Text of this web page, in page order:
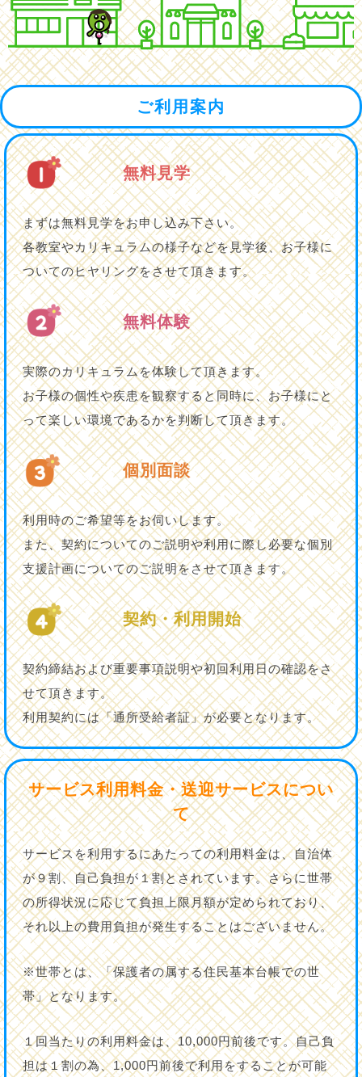
ご利用案内
無料見学
まずは無料見学をお申し込み下さい。
各教室やカリキュラムの様子などを見学後、お子様に
ついてのヒヤリングをさせて頂きます。
無料体験
実際のカリキュラムを体験して頂きます。
お子様の個性や疾患を観察すると同時に、お子様にと
って楽しい環境であるかを判断して頂きます。
個別面談
利用時のご希望等をお伺いします。
また、契約についてのご説明や利用に際し必要な個別
支援計画についてのご説明をさせて頂きます。
契約・利用開始
契約締結および重要事項説明や初回利用日の確認をさ
せて頂きます。
利用契約には「通所受給者証」が必要となります。
サービス利用料金・送迎サービスについ
て
サービスを利用するにあたっての利用料金は、自治体
が９割、自己負担が１割とされています。さらに世帯
の所得状況に応じて負担上限月額が定められており、
それ以上の費用負担が発生することはございません。
※世帯とは、「保護者の属する住民基本台帳での世
帯」となります。
１回当たりの利用料金は、10,000円前後です。自己負
担は１割の為、1,000円前後で利用をすることが可能